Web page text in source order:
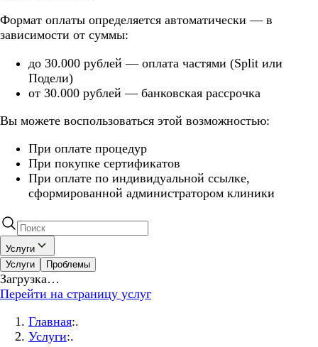
Формат оплаты определяется автоматически — в
зависимости от суммы:
до 30.000 рублей — оплата частями (Split или
Подели)
от 30.000 рублей — банковская рассрочка
Вы можете воспользоваться этой возможностью:
При оплате процедур
При покупке сертификатов
При оплате по индивидуальной ссылке,
сформированной администратором клиники
Услуги
Услуги
Проблемы
Загрузка…
Перейти на страницу услуг
Главная:.
Услуги:.